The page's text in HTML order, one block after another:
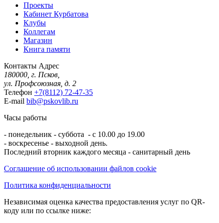
Проекты
Кабинет Курбатова
Клубы
Коллегам
Магазин
Книга памяти
Контакты Адрес
180000, г. Псков,
ул. Профсоюзная, д. 2
Телефон +7(8112) 72-47-35
E-mail bib@pskovlib.ru
Часы работы
- понедельник - суббота - с 10.00 до 19.00
- воскресенье - выходной день.
Последний вторник каждого месяца - санитарный день
Соглашение об использовании файлов cookie
Политика конфиденциальности
Независимая оценка качества предоставления услуг по QR-
коду или по ссылке ниже: